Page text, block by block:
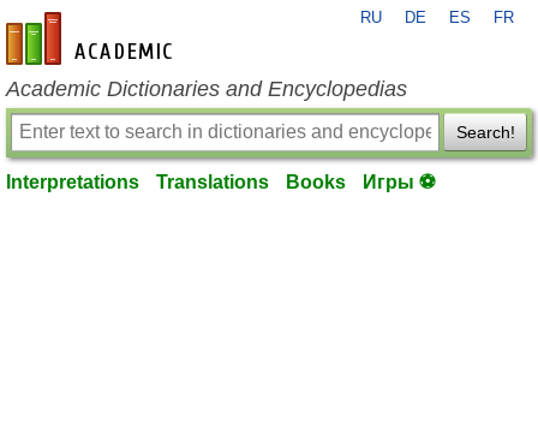
en-academic.com
RU DE ES FR
Academic Dictionaries and Encyclopedias
Search!
Interpretations Translations Books Игры ⚽